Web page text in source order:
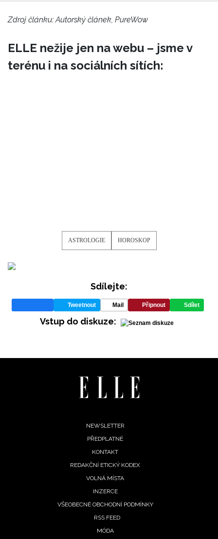
soukromí BurdaMedia Extra s.r.o., zaškrtněte toto pole.
Zdroj článku: Autorský článek, PureWow
ELLE nežije jen na webu – jsme v
terénu i na sociálních sítích:
ASTROLOGIE HOROSKOP
Sdílejte:
Tweetnout Mail Připnout Sdílet
Vstup do diskuze:
NEWSLETTER
PŘEDPLATNÉ
KONTAKT
REDAKČNÍ ETICKÝ KODEX
VOLNÁ MÍSTA
INZERCE
VŠEOBECNÉ OBCHODNÍ PODMÍNKY
RSS FEED
MÓDA